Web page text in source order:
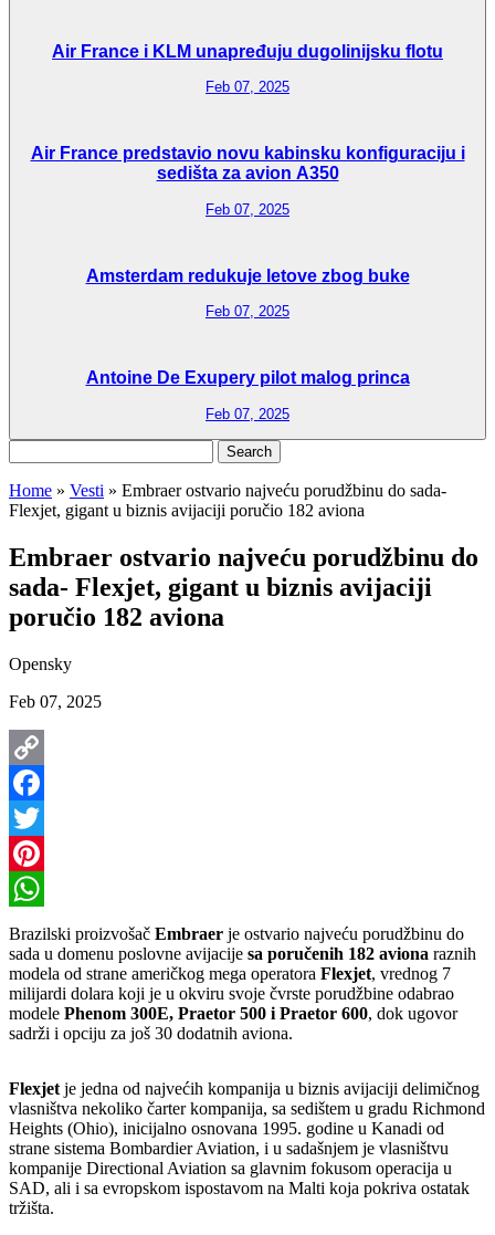
Air France i KLM unapređuju dugolinijsku flotu
Feb 07, 2025
Air France predstavio novu kabinsku konfiguraciju i
sedišta za avion A350
Feb 07, 2025
Amsterdam redukuje letove zbog buke
Feb 07, 2025
Antoine De Exupery pilot malog princa
Feb 07, 2025
for:
Home » Vesti » Embraer ostvario najveću porudžbinu do sada-
Flexjet, gigant u biznis avijaciji poručio 182 aviona
Embraer ostvario najveću porudžbinu do
sada- Flexjet, gigant u biznis avijaciji
poručio 182 aviona
Opensky
Feb 07, 2025
Copy
Link
Facebook
Twitter
Pinterest
WhatsApp
Brazilski proizvošač Embraer je ostvario najveću porudžbinu do
sada u domenu poslovne avijacije sa poručenih 182 aviona raznih
modela od strane američkog mega operatora Flexjet, vrednog 7
milijardi dolara koji je u okviru svoje čvrste porudžbine odabrao
modele Phenom 300E, Praetor 500 i Praetor 600, dok ugovor
sadrži i opciju za još 30 dodatnih aviona.
Flexjet je jedna od najvećih kompanija u biznis avijaciji delimičnog
vlasništva nekoliko čarter kompanija, sa sedištem u gradu Richmond
Heights (Ohio), inicijalno osnovana 1995. godine u Kanadi od
strane sistema Bombardier Aviation, i u sadašnjem je vlasništvu
kompanije Directional Aviation sa glavnim fokusom operacija u
SAD, ali i sa evropskom ispostavom na Malti koja pokriva ostatak
tržišta.